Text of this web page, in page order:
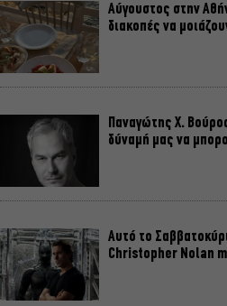
Αύγουστος στην
διακοπές να
Παναγώτης Χ.
δύναμή μας να
Αυτό το
Christopher Nolan